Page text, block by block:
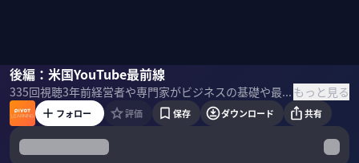
後編：米国YouTube最前線
335回視聴3年前 経営者や専門家がビジネスの基礎や最新テーマを教える「PIVOT LEARNING」。Off Topic 代表の宮武徹郎氏に「米国スタートアップの最前線」を聞いた。 もっと見る
宮武徹郎国山ハセン
フォロー 評価 保存 ダウンロード 共有